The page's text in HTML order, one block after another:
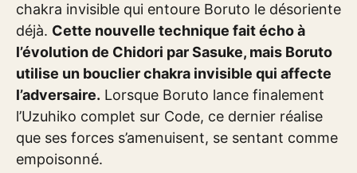
chakra invisible qui entoure Boruto le désoriente
déjà. Cette nouvelle technique fait écho à
l’évolution de Chidori par Sasuke, mais Boruto
utilise un bouclier chakra invisible qui affecte
l’adversaire. Lorsque Boruto lance finalement
l’Uzuhiko complet sur Code, ce dernier réalise
que ses forces s’amenuisent, se sentant comme
empoisonné.